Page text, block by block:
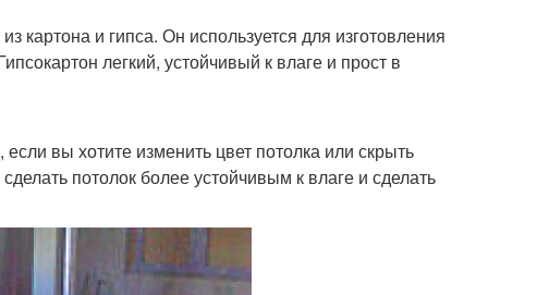
картона и гипса. Он используется для изготовления
легкий, устойчивый к влаге и прост в
вы хотите изменить цвет потолка или скрыть
потолок более устойчивым к влаге и сделать